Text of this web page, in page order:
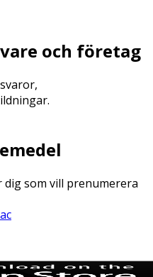
och företag
som vill prenumerera